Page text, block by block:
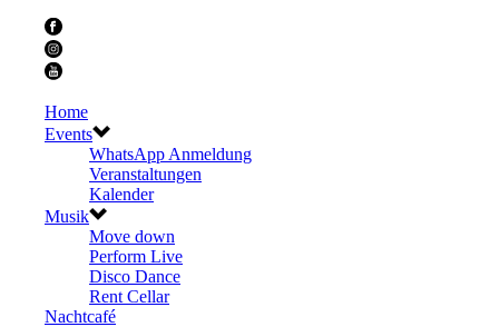
Home
Events
WhatsApp Anmeldung
Veranstaltungen
Kalender
Musik
Move down
Perform Live
Disco Dance
Rent Cellar
Nachtcafé